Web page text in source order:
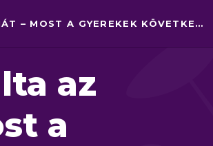
KANADA LEGALIZÁLTA AZ EUTANÁZIÁT – MOST A GYEREKEK KÖVETKEZNEK?
az
a